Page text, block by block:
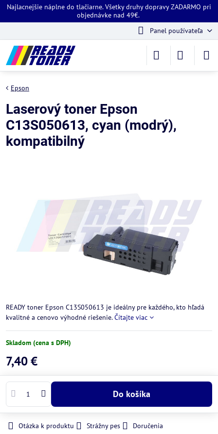
Najlacnejšie náplne do tlačiarne. Všetky druhy dopravy ZADARMO pri
objednávke nad 49€.
Panel používateľa
Epson
Laserový toner Epson
C13S050613, cyan (modrý),
kompatibilný
READY toner Epson C13S050613 je ideálny pre každého, kto hľadá
kvalitné a cenovo výhodné riešenie.Čítajte viac
Skladom (cena s DPH)
7,40 €
Do košíka
Otázka k produktu Strážny pes
Doručenia